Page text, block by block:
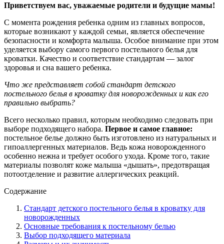
Приветствуем вас, уважаемые родители и будущие мамы!
С момента рождения ребенка одним из главных вопросов,
которые возникают у каждой семьи, является обеспечение
безопасности и комфорта малыша. Особое внимание при этом
уделяется выбору самого первого постельного белья для
кроватки. Качество и соответствие стандартам — залог
здоровья и сна вашего ребенка.
Что же представляет собой стандарт детского
постельного белья в кроватку для новорожденных и как его
правильно выбрать?
Всего несколько правил, которым необходимо следовать при
выборе подходящего набора. Первое и самое главное:
постельное белье должно быть изготовлено из натуральных и
гипоаллергенных материалов. Ведь кожа новорожденного
особенно нежна и требует особого ухода. Кроме того, такие
материалы позволят коже малыша «дышать», предотвращая
потоотделение и развитие аллергических реакций.
Содержание
Стандарт детского постельного белья в кроватку для
новорожденных
Основные требования к постельному белью
Выбор подходящего материала